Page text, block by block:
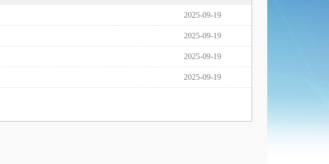
2025-09-19
2025-09-19
2025-09-19
2025-09-19